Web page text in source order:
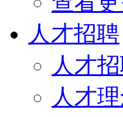
人才招聘
人才
人才